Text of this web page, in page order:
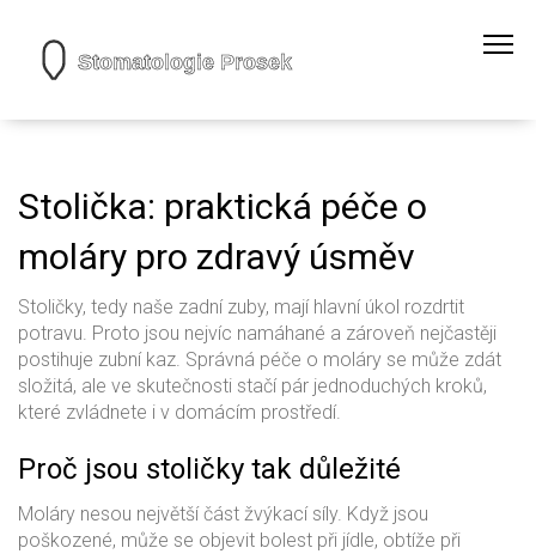
Stolička: praktická péče o
moláry pro zdravý úsměv
Stoličky, tedy naše zadní zuby, mají hlavní úkol rozdrtit
potravu. Proto jsou nejvíc namáhané a zároveň nejčastěji
postihuje zubní kaz. Správná péče o moláry se může zdát
složitá, ale ve skutečnosti stačí pár jednoduchých kroků,
které zvládnete i v domácím prostředí.
Proč jsou stoličky tak důležité
Moláry nesou největší část žvýkací síly. Když jsou
poškozené, může se objevit bolest při jídle, obtíže při